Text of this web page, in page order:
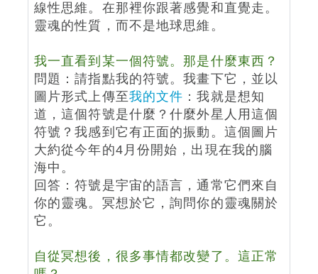
線性思維。在那裡你跟著感覺和直覺走。
靈魂的性質，而不是地球思維。
我一直看到某一個符號。那是什麼東西？
問題：請指點我的符號。我畫下它，並以
圖片形式上傳至我的文件 ：我就是想知
道，這個符號是什麼？什麼外星人用這個
符號？我感到它有正面的振動。這個圖片
大約從今年的4月份開始，出現在我的腦
海中。
回答：符號是宇宙的語言，通常它們來自
你的靈魂。冥想於它，詢問你的靈魂關於
它。
自從冥想後，很多事情都改變了。這正常